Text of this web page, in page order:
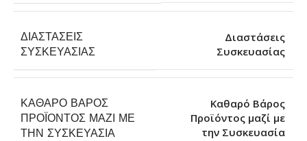
ΔΙΑΣΤΆΣΕΙΣ
ΣΥΣΚΕΥΑΣΊΑΣ
Διαστάσεις
Συσκευασίας
ΚΑΘΑΡΌ ΒΆΡΟΣ
ΠΡΟΪΌΝΤΟΣ ΜΑΖΊ ΜΕ
ΤΗΝ ΣΥΣΚΕΥΑΣΊΑ
Καθαρό Βάρος
Προϊόντος μαζί με
την Συσκευασία